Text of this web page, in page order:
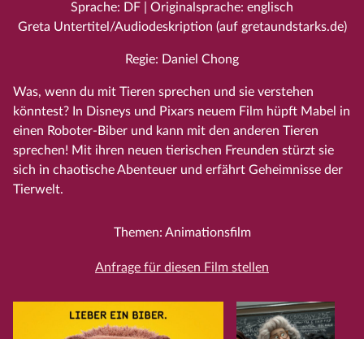
Sprache: DF | Originalsprache: englisch
Greta Untertitel/Audiodeskription (auf gretaundstarks.de)
Regie: Daniel Chong
Was, wenn du mit Tieren sprechen und sie verstehen
könntest? In Disneys und Pixars neuem Film hüpft Mabel in
einen Roboter-Biber und kann mit den anderen Tieren
sprechen! Mit ihren neuen tierischen Freunden stürzt sie
sich in chaotische Abenteuer und erfährt Geheimnisse der
Tierwelt.
Themen: Animationsfilm
Anfrage für diesen Film stellen